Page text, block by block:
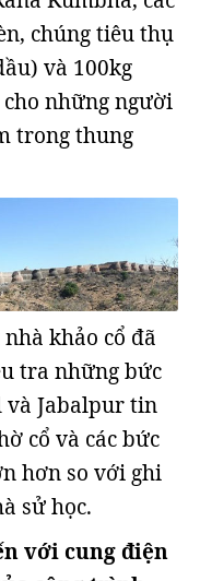
chúng tiêu thụ
và 100kg
cho những người
trong thung
khảo cổ đã
tra những bức
Jabalpur tin
cổ và các bức
hơn so với ghi
sử học.
với cung điện